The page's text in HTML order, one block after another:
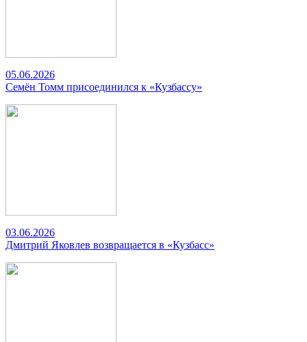
05.06.2026
Семён Томм присоединился к «Кузбассу»
03.06.2026
Дмитрий Яковлев возвращается в «Кузбасс»